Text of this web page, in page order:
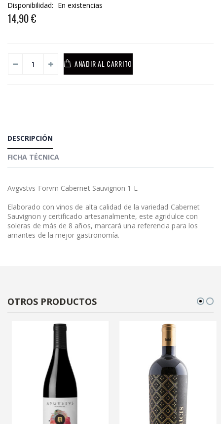
Disponibilidad: En existencias
14,90 €
AÑADIR AL CARRITO
DESCRIPCIÓN
FICHA TÉCNICA
Avgvstvs Forvm Cabernet Sauvignon 1 L
Elaborado con vinos de alta calidad de la variedad Cabernet
Sauvignon y certificado artesanalmente, este agridulce con
soleras de más de 8 años, marcará una referencia para los
amantes de la mejor gastronomía.
OTROS PRODUCTOS